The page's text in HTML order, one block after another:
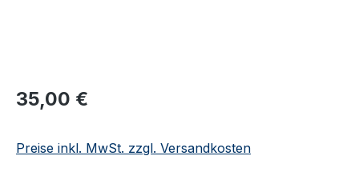
Regulärer Preis:
35,00 €
Preise inkl. MwSt. zzgl. Versandkosten